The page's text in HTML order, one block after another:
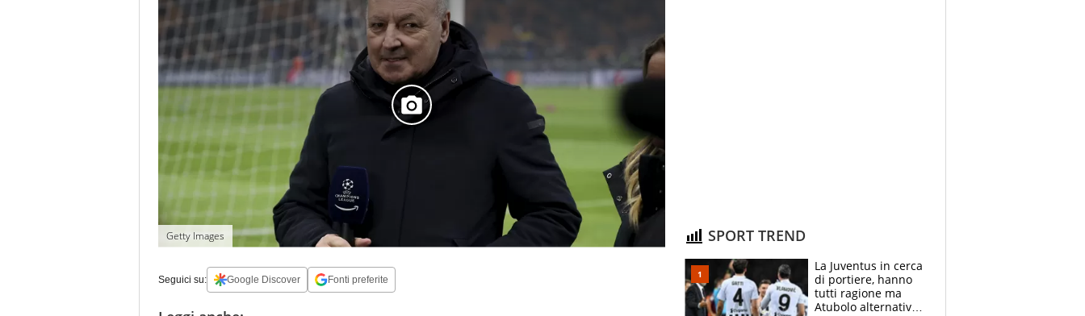
Getty Images
Seguici su: Google Discover Fonti preferite
SPORT TREND
La Juventus in cerca
di portiere, hanno
tutti ragione ma
Atubolo alternativa